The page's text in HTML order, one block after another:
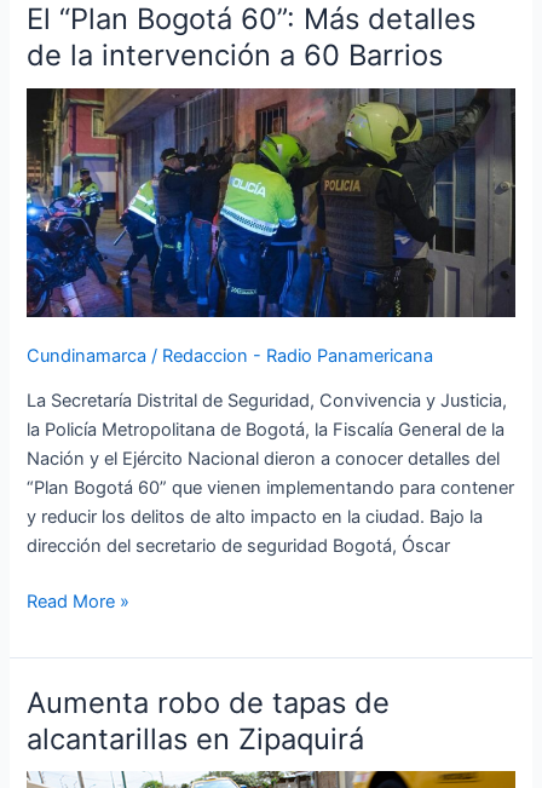
El “Plan Bogotá 60”: Más detalles
de la intervención a 60 Barrios
Cundinamarca / Redaccion - Radio Panamericana
La Secretaría Distrital de Seguridad, Convivencia y Justicia,
la Policía Metropolitana de Bogotá, la Fiscalía General de la
Nación y el Ejército Nacional dieron a conocer detalles del
“Plan Bogotá 60” que vienen implementando para contener
y reducir los delitos de alto impacto en la ciudad. Bajo la
dirección del secretario de seguridad Bogotá, Óscar
El
“Plan
Bogotá
60”:
Más
detalles
de
la
intervención
a
60
Read More »
Aumenta robo de tapas de
alcantarillas en Zipaquirá
Aumenta
robo
de